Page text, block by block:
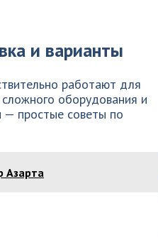
и варианты
работают для
оборудования и
простые советы по
Азарта